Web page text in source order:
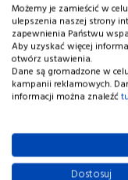
Możemy je zamieścić w
ulepszenia naszej strony
zapewnienia Państwu
Aby uzyskać więcej
otwórz ustawienia.
Dane są gromadzone w
kampanii reklamowych.
informacji można znaleźć
Dostosuj